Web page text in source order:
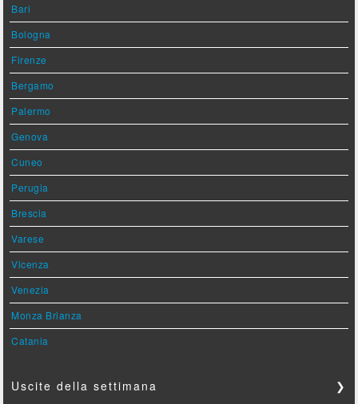
Bari
Bologna
Firenze
Bergamo
Palermo
Genova
Cuneo
Perugia
Brescia
Varese
Vicenza
Venezia
Monza Brianza
Catania
Uscite della settimana ❯